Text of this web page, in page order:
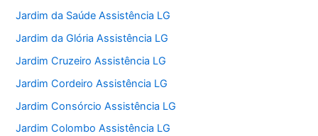
Jardim da Saúde Assistência LG
Jardim da Glória Assistência LG
Jardim Cruzeiro Assistência LG
Jardim Cordeiro Assistência LG
Jardim Consórcio Assistência LG
Jardim Colombo Assistência LG